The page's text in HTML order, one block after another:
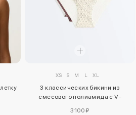
XS S M L XL
3 классических бикини из
смесового полиамида с V-
3100 ₽